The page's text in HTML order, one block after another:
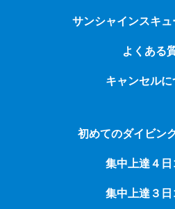
サンシャインスキ
よくある
キャンセルに
初めてのダイビン
集中上達４日
集中上達３日